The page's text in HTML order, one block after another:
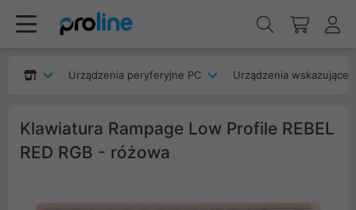
Urządzenia peryferyjne PC Urządzenia wskazujące
Klawiatura Rampage Low Profile REBEL
RED RGB - różowa